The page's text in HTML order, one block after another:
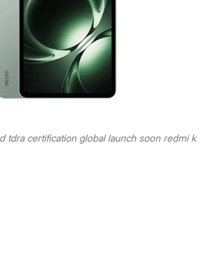
tdra certification global launch soon redmi k